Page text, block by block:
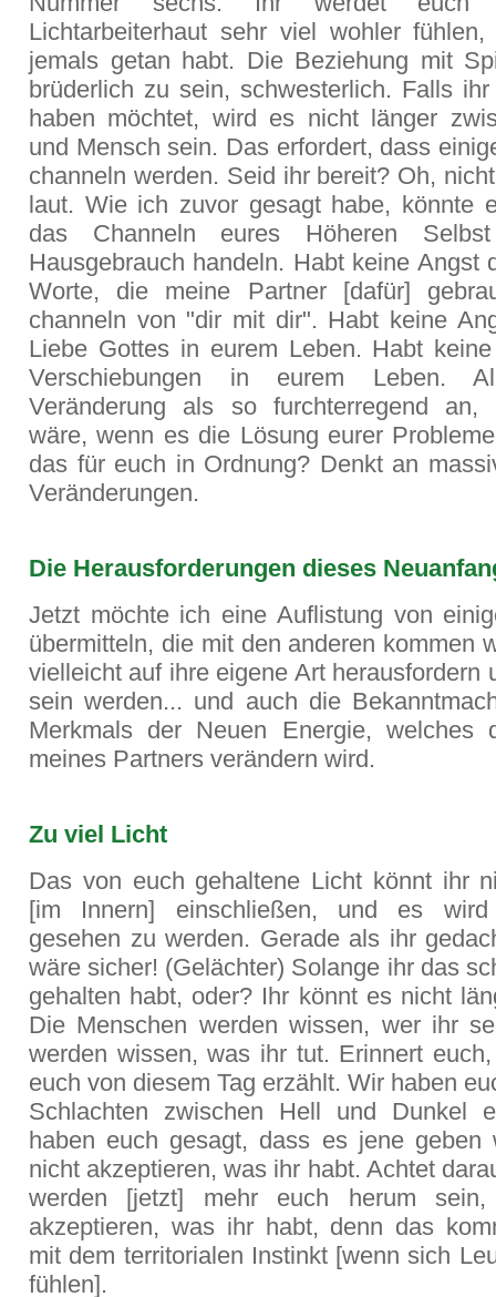
Lichtarbeiterhaut sehr viel wohler
jemals getan habt. Die Beziehung mit
brüderlich zu sein, schwesterlich. Falls
haben möchtet, wird es nicht länger
und Mensch sein. Das erfordert, dass
channeln werden. Seid ihr bereit? Oh,
laut. Wie ich zuvor gesagt habe, könnte
das Channeln eures Höheren
Hausgebrauch handeln. Habt keine Angst
Worte, die meine Partner [dafür]
channeln von "dir mit dir". Habt keine
Liebe Gottes in eurem Leben. Habt
Verschiebungen in eurem Leben.
Veränderung als so furchterregend an,
wäre, wenn es die Lösung eurer
das für euch in Ordnung? Denkt an
Veränderungen.
Die Herausforderungen dieses
Jetzt möchte ich eine Auflistung von
übermitteln, die mit den anderen kommen
vielleicht auf ihre eigene Art herausfordern
sein werden... und auch die
Merkmals der Neuen Energie, welches
meines Partners verändern wird.
Zu viel Licht
Das von euch gehaltene Licht könnt ihr
[im Innern] einschließen, und es wird
gesehen zu werden. Gerade als ihr
wäre sicher! (Gelächter) Solange ihr das
gehalten habt, oder? Ihr könnt es nicht
Die Menschen werden wissen, wer ihr
werden wissen, was ihr tut. Erinnert
euch von diesem Tag erzählt. Wir haben
Schlachten zwischen Hell und Dunkel
haben euch gesagt, dass es jene geben
nicht akzeptieren, was ihr habt. Achtet
werden [jetzt] mehr euch herum
akzeptieren, was ihr habt, denn das
mit dem territorialen Instinkt [wenn sich
fühlen].